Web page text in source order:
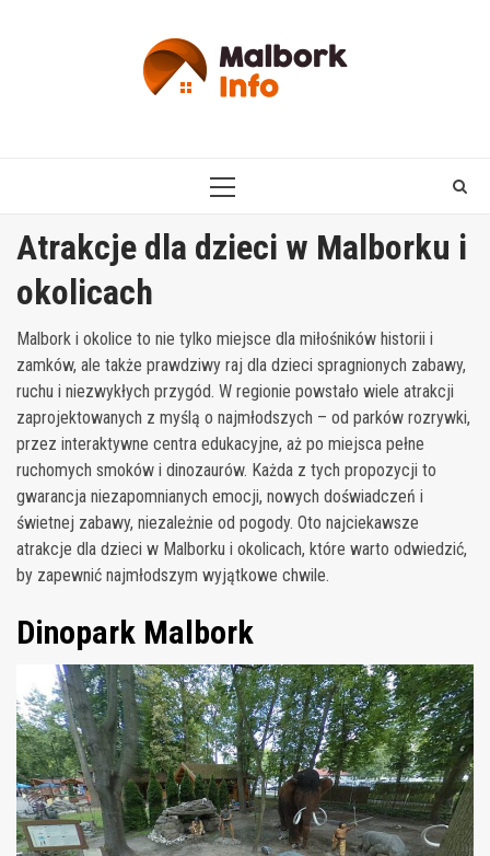
PRIMARY
Atrakcje dla dzieci w Malborku i
okolicach
Malbork i okolice to nie tylko miejsce dla miłośników historii i
zamków, ale także prawdziwy raj dla dzieci spragnionych zabawy,
ruchu i niezwykłych przygód. W regionie powstało wiele atrakcji
zaprojektowanych z myślą o najmłodszych – od parków rozrywki,
przez interaktywne centra edukacyjne, aż po miejsca pełne
ruchomych smoków i dinozaurów. Każda z tych propozycji to
gwarancja niezapomnianych emocji, nowych doświadczeń i
świetnej zabawy, niezależnie od pogody. Oto najciekawsze
atrakcje dla dzieci w Malborku i okolicach, które warto odwiedzić,
by zapewnić najmłodszym wyjątkowe chwile.
Dinopark Malbork